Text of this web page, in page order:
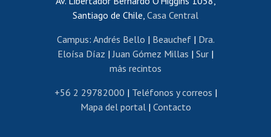
Certificado de renta honorarios
Editar páginas blancas
Extranjeras/os
Revalidación y reconocimiento de títulos
Postulación al Programa de Movilidad Estudiantil
Santiago de Chile, Casa Central
Campus: Andrés Bello | Beauchef| Dra.
Eloísa Díaz | Juan Gómez Millas | Sur |
más recintos
+56 2 29782000 | Teléfonos y correos |
Mapa del portal| Contacto